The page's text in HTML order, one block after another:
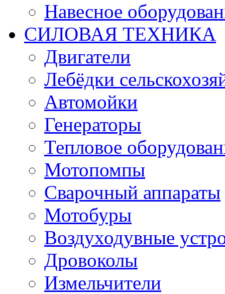
Навесное
СИЛОВАЯ ТЕХНИКА
Двигатели
Лебёдки
Автомойки
Генераторы
Тепловое
Мотопомпы
Сварочный аппараты
Мотобуры
Воздуходувные
Дровоколы
Измельчители